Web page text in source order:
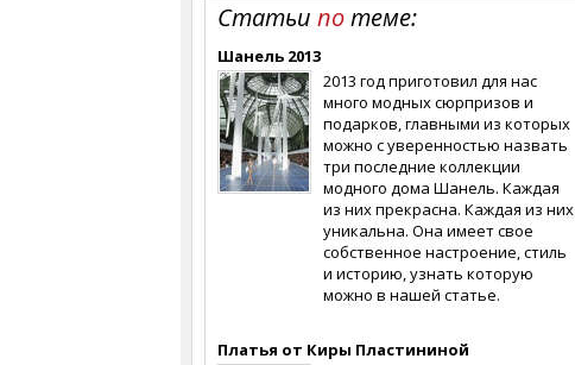
Статьи потеме:
Шанель 2013
2013 год приготовил для нас
много модных сюрпризов и
подарков, главными из которых
можно с уверенностью назвать
три последние коллекции
модного дома Шанель. Каждая
из них прекрасна. Каждая из них
уникальна. Она имеет свое
собственное настроение, стиль
и историю, узнать которую
можно в нашей статье.
Платья от Киры Пластининой